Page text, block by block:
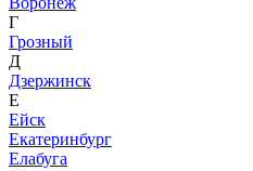
Г
Грозный
Д
Дзержинск
Е
Ейск
Екатеринбург
Елабуга